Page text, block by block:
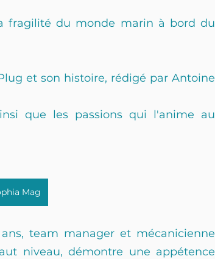
fragilité du monde marin à bord du
et son histoire, rédigé par Antoine
que les passions qui l'anime au
Mag
team manager et mécanicienne
niveau, démontre une appétence